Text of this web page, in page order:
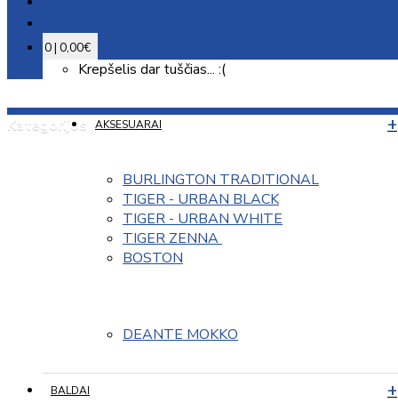
0 | 0,00€
Krepšelis dar tuščias... :(
Kategorijos AKSESUARAI
BURLINGTON TRADITIONAL
TIGER - URBAN BLACK
TIGER - URBAN WHITE
TIGER ZENNA
BOSTON
DEANTE MOKKO
BALDAI